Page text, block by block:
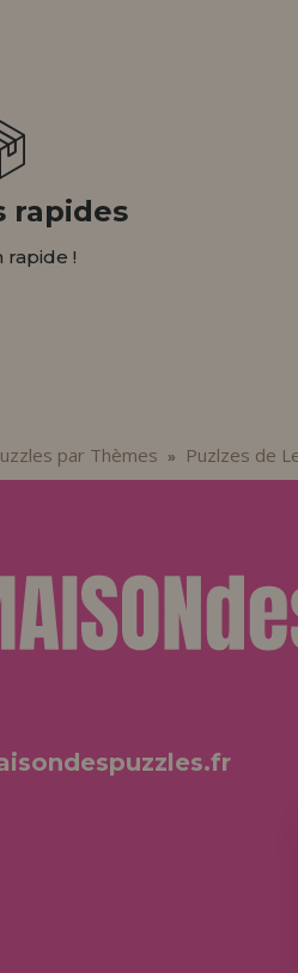
rapides
rapide !
par Thèmes » Puzlzes de